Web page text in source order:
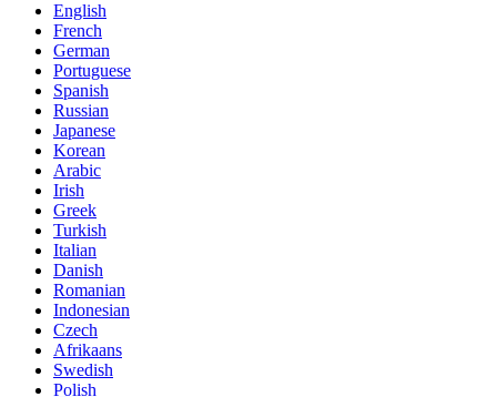
English
French
German
Portuguese
Spanish
Russian
Japanese
Korean
Arabic
Irish
Greek
Turkish
Italian
Danish
Romanian
Indonesian
Czech
Afrikaans
Swedish
Polish